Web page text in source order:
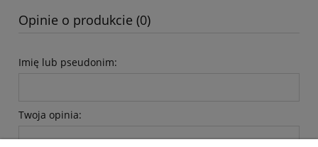
Opinie o produkcie (0)
Imię lub pseudonim:
Twoja opinia: